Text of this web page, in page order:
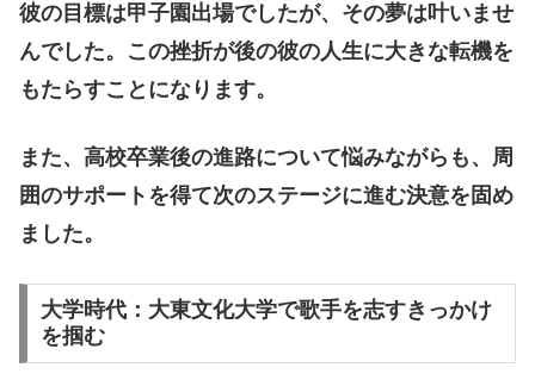
彼の目標は甲子園出場でしたが、その夢は叶いませ
んでした。この挫折が後の彼の人生に大きな転機を
もたらすことになります。
また、高校卒業後の進路について悩みながらも、周
囲のサポートを得て次のステージに進む決意を固め
ました。
大学時代：大東文化大学で歌手を志すきっかけ
を掴む